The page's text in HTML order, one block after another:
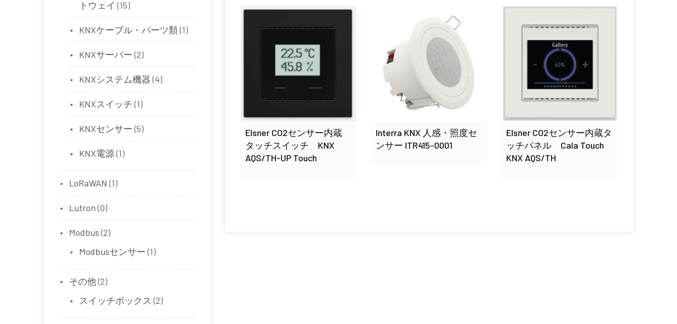
Elsner CO2センサー内蔵
タッチスイッチ KNX
AQS/TH-UP Touch
Interra KNX 人感・照度セ
ンサー ITR415-0001
Elsner CO2センサー内蔵タ
ッチパネル Cala Touch
KNX AQS/TH
トウェイ (15)
KNXケーブル・パーツ類(1)
KNXサーバー (2)
KNXシステム機器 (4)
KNXスイッチ (1)
KNXセンサー (5)
KNX電源(1)
LoRaWAN (1)
Lutron (0)
Modbus (2)
Modbusセンサー (1)
その他(2)
スイッチボックス (2)